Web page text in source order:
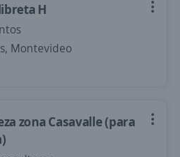
H
Montevideo
zona Casavalle (para